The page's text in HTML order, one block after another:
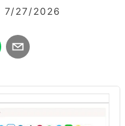
7/27/2026